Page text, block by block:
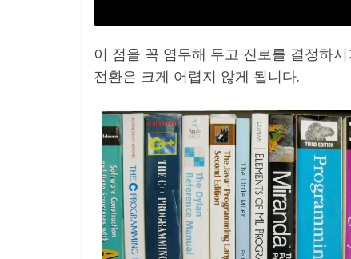
이 점을 꼭 염두해 두고 진로를 결정하
전환은 크게 어렵지 않게 됩니다.